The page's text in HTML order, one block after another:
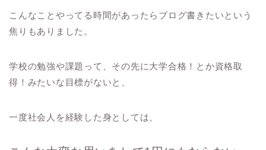
こんなことやってる時間があったらブログ書きたいという
焦りもありました。
学校の勉強や課題って、その先に大学合格！とか資格取
得！みたいな目標がないと、
一度社会人を経験した身としては、